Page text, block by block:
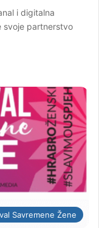
i digitalna
svoje partnerstvo
Savremene Žene